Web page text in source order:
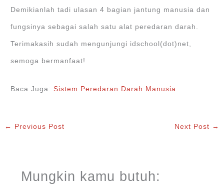
Demikianlah tadi ulasan 4 bagian jantung manusia dan
fungsinya sebagai salah satu alat peredaran darah.
Terimakasih sudah mengunjungi idschool(dot)net,
semoga bermanfaat!
Baca Juga:Sistem Peredaran Darah Manusia
← Previous Post Next Post →
Mungkin kamu butuh: